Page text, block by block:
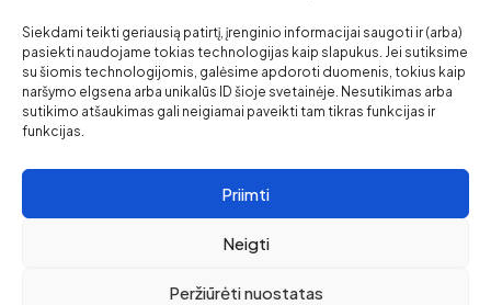
Siekdami teikti geriausią patirtį, įrenginio informacijai saugoti ir (arba)
pasiekti naudojame tokias technologijas kaip slapukus. Jei sutiksime
su šiomis technologijomis, galėsime apdoroti duomenis, tokius kaip
naršymo elgsena arba unikalūs ID šioje svetainėje. Nesutikimas arba
sutikimo atšaukimas gali neigiamai paveikti tam tikras funkcijas ir
funkcijas.
Priimti
Neigti
Peržiūrėti nuostatas
Apie mus
Svetainės medis